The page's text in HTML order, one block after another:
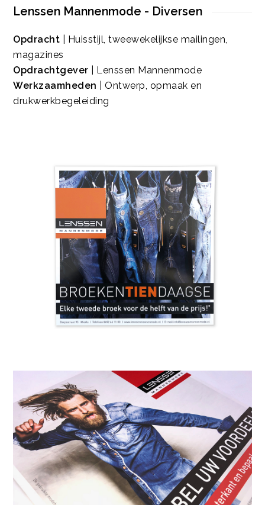
Lenssen Mannenmode - Diversen
Opdracht
| Huisstijl, tweewekelijkse mailingen,
magazines
Opdrachtgever | Lenssen Mannenmode
Werkzaamheden
| Ontwerp, opmaak en
drukwerkbegeleiding